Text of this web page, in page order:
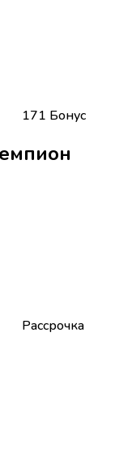
171 Бонус
Рассрочка